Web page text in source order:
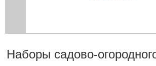
Наборы садово-